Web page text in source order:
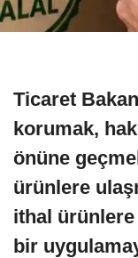
Ticaret
korumak,
önüne
ürünlere
ithal
bir